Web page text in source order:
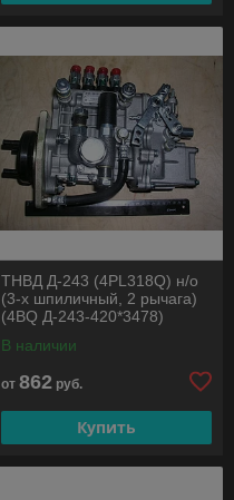
ТНВД Д-243 (4PL318Q) н/о
(3-х шпиличный, 2 рычага)
(4BQ Д-243-420*3478)
В наличии
от 862 руб.
Купить